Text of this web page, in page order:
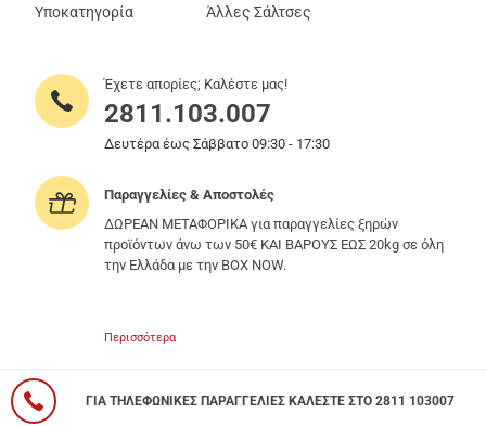
Υποκατηγορία
Άλλες Σάλτσες
Έχετε απορίες; Καλέστε μας!
2811.103.007
Δευτέρα έως Σάββατο 09:30 - 17:30
Παραγγελίες & Αποστολές
ΔΩΡΕΑΝ ΜΕΤΑΦΟΡΙΚΑ για παραγγελίες ξηρών
προϊόντων άνω των 50€ ΚΑΙ ΒΑΡΟΥΣ ΕΩΣ 20kg σε όλη
την Ελλάδα με την BOX NOW.
Περισσότερα
ΓΙΑ ΤΗΛΕΦΩΝΙΚΕΣ ΠΑΡΑΓΓΕΛΙΕΣ ΚΑΛΕΣΤΕ ΣΤΟ 2811 103007